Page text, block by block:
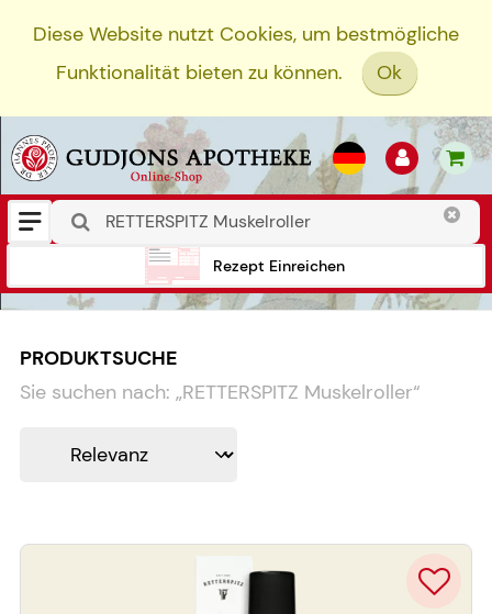
Diese Website nutzt Cookies, um bestmögliche
Funktionalität bieten zu können.
Ok
Rezept Einreichen
PRODUKTSUCHE
Sie suchen nach: „RETTERSPITZ Muskelroller“